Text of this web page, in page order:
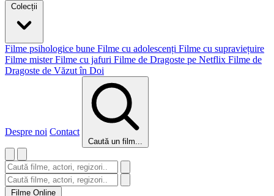
Colecții
Filme psihologice bune Filme cu adolescenți Filme cu supraviețuire
Filme mister Filme cu jafuri Filme de Dragoste pe Netflix Filme de
Dragoste de Văzut în Doi
Despre noi Contact
Caută un film...
Filme Online